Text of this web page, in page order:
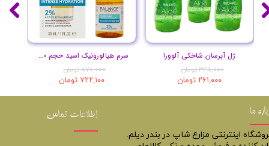
سرم هیالورونیک اسید حجم 30 میلی لیتر
۸۷۰,۰۰۰ تومان
۷۲۲,۱۰۰ تومان
ژل آبرسان شاخکی آلوورا
۳۴۸,۰۰۰ تومان
۲۶۱,۰۰۰ تومان
ما
اینترنتی مزارع شاپ در بندر دیلم.
اطلاعات تماس